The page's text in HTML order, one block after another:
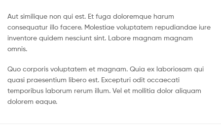
Aut similique non qui est. Et fuga doloremque harum
consequatur illo facere. Molestiae voluptatem repudiandae iure
inventore quidem nesciunt sint. Labore magnam magnam
omnis.
Quo corporis voluptatem et magnam. Quia ex laboriosam qui
quasi praesentium libero est. Excepturi odit occaecati
temporibus laborum rerum illum. Vel et mollitia dolor aliquam
dolorem eaque.